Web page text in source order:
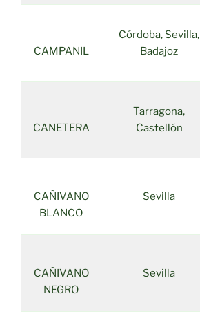
CAMPANIL
Córdoba, Sevilla,
Badajoz
CANETERA
Tarragona,
Castellón
CAÑIVANO
BLANCO
Sevilla
CAÑIVANO
NEGRO
Sevilla